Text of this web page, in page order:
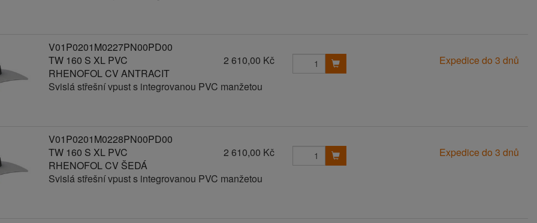
V01P0201M0227PN00PD00
TW 160 S XL PVC
RHENOFOL CV ANTRACIT
2 610,00 Kč
Expedice do 3 dnů
Svislá střešní vpust s integrovanou PVC manžetou
V01P0201M0228PN00PD00
TW 160 S XL PVC
RHENOFOL CV ŠEDÁ
2 610,00 Kč
Expedice do 3 dnů
Svislá střešní vpust s integrovanou PVC manžetou